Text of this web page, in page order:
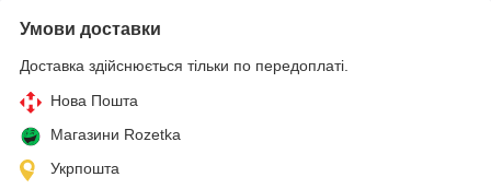
Умови доставки
Доставка здійснюється тільки по передоплаті.
Нова Пошта
Магазини Rozetka
Укрпошта